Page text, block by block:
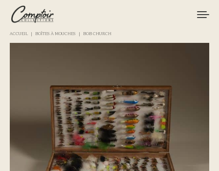
PÊCHES
MARQUES
CURIOSITÉS
LE MAGAZINE
ACCUEIL BOÎTES À MOUCHES BOB CHURCH